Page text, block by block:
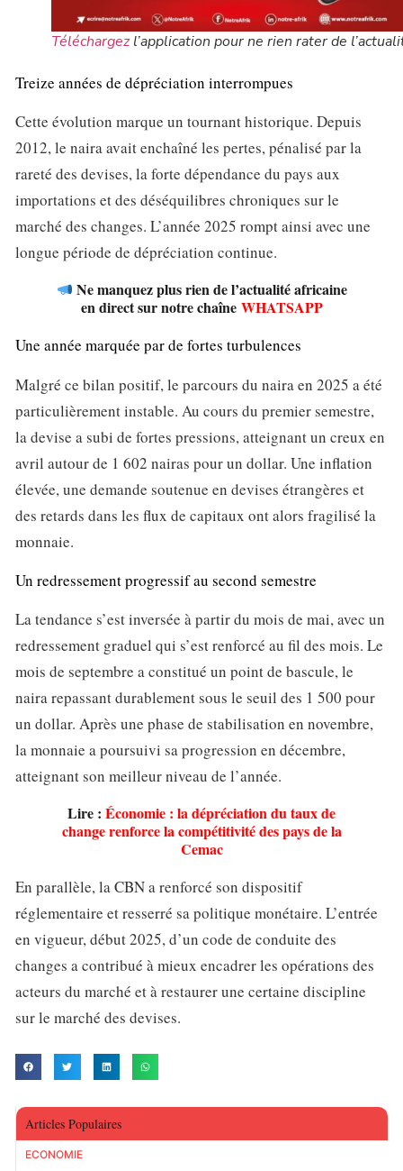
Téléchargezl’application pour ne rien rater de
Treize années de dépréciation interrompues
Cette évolution marque un tournant historique. Depuis
2012, le naira avait enchaîné les pertes, pénalisé par la
rareté des devises, la forte dépendance du pays aux
importations et des déséquilibres chroniques sur le
marché des changes. L’année 2025 rompt ainsi avec une
longue période de dépréciation continue.
Ne manquez plus rien de l’actualité africaine
en direct sur notre chaîne WHATSAPP
Une année marquée par de fortes turbulences
Malgré ce bilan positif, le parcours du naira en 2025 a été
particulièrement instable. Au cours du premier semestre,
la devise a subi de fortes pressions, atteignant un creux en
avril autour de 1 602 nairas pour un dollar. Une inflation
élevée, une demande soutenue en devises étrangères et
des retards dans les flux de capitaux ont alors fragilisé la
monnaie.
Un redressement progressif au second semestre
La tendance s’est inversée à partir du mois de mai, avec un
redressement graduel qui s’est renforcé au fil des mois. Le
mois de septembre a constitué un point de bascule, le
naira repassant durablement sous le seuil des 1 500 pour
un dollar. Après une phase de stabilisation en novembre,
la monnaie a poursuivi sa progression en décembre,
atteignant son meilleur niveau de l’année.
Lire : Économie : la dépréciation du taux de
change renforce la compétitivité des pays de la
Cemac
En parallèle, la CBN a renforcé son dispositif
réglementaire et resserré sa politique monétaire. L’entrée
en vigueur, début 2025, d’un code de conduite des
changes a contribué à mieux encadrer les opérations des
acteurs du marché et à restaurer une certaine discipline
sur le marché des devises.
Articles Populaires
ECONOMIE